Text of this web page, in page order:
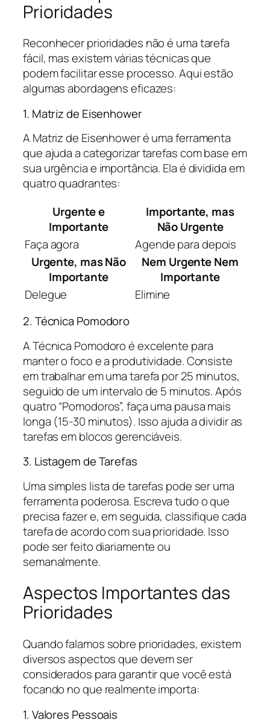
Prioridades
Reconhecer prioridades não é uma tarefa
fácil, mas existem várias técnicas que
podem facilitar esse processo. Aqui estão
algumas abordagens eficazes:
1. Matriz de Eisenhower
A Matriz de Eisenhower é uma ferramenta
que ajuda a categorizar tarefas com base em
sua urgência e importância. Ela é dividida em
quatro quadrantes:
Urgente e
Importante
Importante, mas
Não Urgente
Faça agora
Agende para depois
Urgente, mas Não
Importante
Nem Urgente Nem
Importante
Delegue
Elimine
2. Técnica Pomodoro
A Técnica Pomodoro é excelente para
manter o foco e a produtividade. Consiste
em trabalhar em uma tarefa por 25 minutos,
seguido de um intervalo de 5 minutos. Após
quatro “Pomodoros”, faça uma pausa mais
longa (15-30 minutos). Isso ajuda a dividir as
tarefas em blocos gerenciáveis.
3. Listagem de Tarefas
Uma simples lista de tarefas pode ser uma
ferramenta poderosa. Escreva tudo o que
precisa fazer e, em seguida, classifique cada
tarefa de acordo com sua prioridade. Isso
pode ser feito diariamente ou
semanalmente.
Aspectos Importantes das
Prioridades
Quando falamos sobre prioridades, existem
diversos aspectos que devem ser
considerados para garantir que você está
focando no que realmente importa:
1. Valores Pessoais